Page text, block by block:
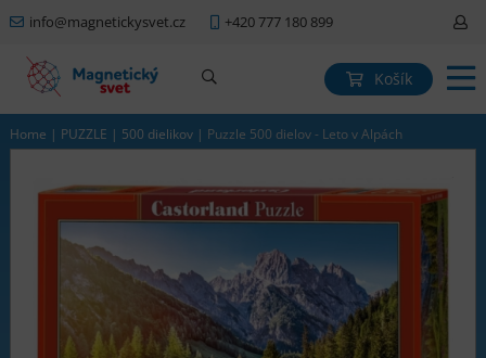
info@magnetickysvet.cz +420 777 180 899
Košík
Home | PUZZLE | 500 dielikov | Puzzle 500 dielov - Leto v Alpách